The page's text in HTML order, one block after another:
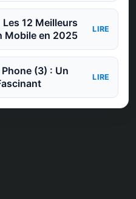
12 Meilleurs
Mobile en 2025
LIRE
(3) : Un
LIRE